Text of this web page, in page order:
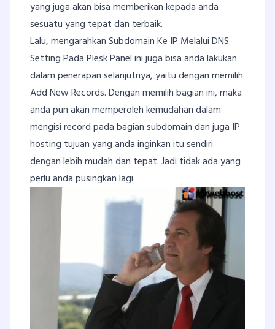
yang juga akan bisa memberikan kepada anda
sesuatu yang tepat dan terbaik.
Lalu, mengarahkan Subdomain Ke IP Melalui DNS
Setting Pada Plesk Panel ini juga bisa anda lakukan
dalam penerapan selanjutnya, yaitu dengan memilih
Add New Records. Dengan memilih bagian ini, maka
anda pun akan memperoleh kemudahan dalam
mengisi record pada bagian subdomain dan juga IP
hosting tujuan yang anda inginkan itu sendiri
dengan lebih mudah dan tepat. Jadi tidak ada yang
perlu anda pusingkan lagi.